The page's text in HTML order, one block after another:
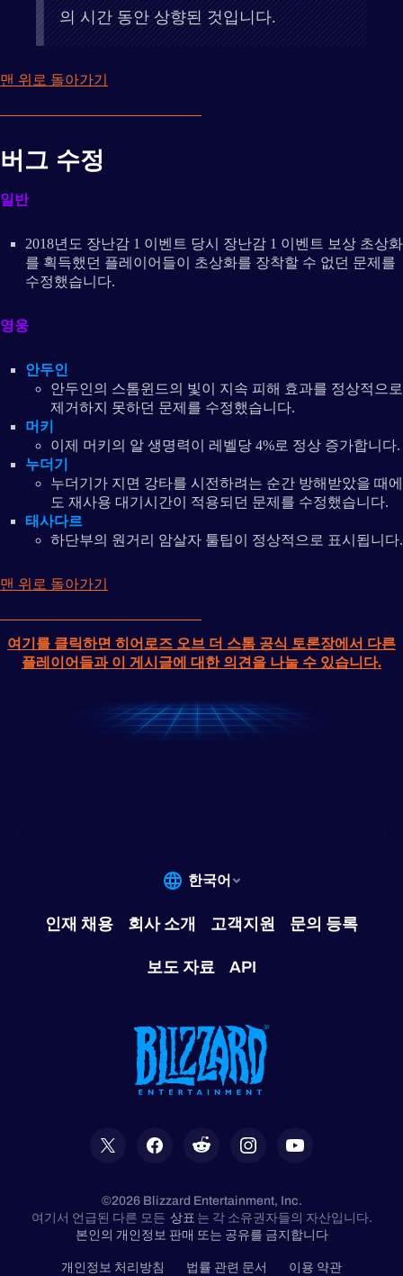
의 시간 동안 상향된 것입니다.
맨 위로 돌아가기
버그 수정
일반
2018년도 장난감 1 이벤트 당시 장난감 1 이벤트 보상 초상화
를 획득했던 플레이어들이 초상화를 장착할 수 없던 문제를
수정했습니다.
영웅
안두인
안두인의 스톰윈드의 빛이 지속 피해 효과를 정상적으로
제거하지 못하던 문제를 수정했습니다.
머키
이제 머키의 알 생명력이 레벨당 4%로 정상 증가합니다.
누더기
누더기가 지면 강타를 시전하려는 순간 방해받았을 때에
도 재사용 대기시간이 적용되던 문제를 수정했습니다.
태사다르
하단부의 원거리 암살자 툴팁이 정상적으로 표시됩니다.
맨 위로 돌아가기
여기를 클릭하면 히어로즈 오브 더 스톰 공식 토론장에서 다른
플레이어들과 이 게시글에 대한 의견을 나눌 수 있습니다.